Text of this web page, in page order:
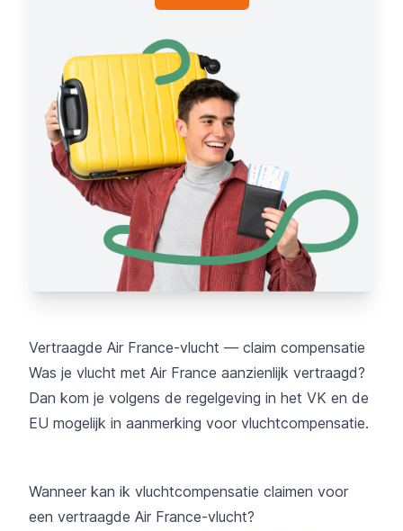
Vertraagde Air France-vlucht — claim compensatie
Was je vlucht met Air France aanzienlijk vertraagd?
Dan kom je volgens de regelgeving in het VK en de
EU mogelijk in aanmerking voor vluchtcompensatie.
Wanneer kan ik vluchtcompensatie claimen voor
een vertraagde Air France-vlucht?